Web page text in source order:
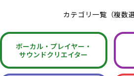
カテゴリ一覧（複数選
ボーカル・ プレイヤー・
サウンドクリエイター